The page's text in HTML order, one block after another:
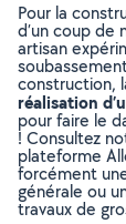
Pour la
d’un coup de
artisan
construction,
réalisation
pour faire le
! Consultez
plateforme
forcément
générale ou
travaux de